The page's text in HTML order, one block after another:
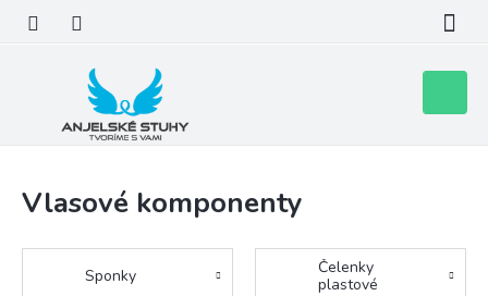
obsah
košík
Vlasové komponenty
Sponky
Čelenky
plastové